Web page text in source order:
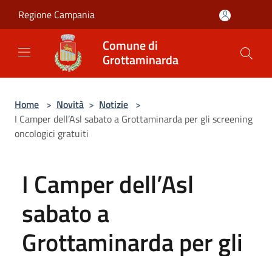
Regione Campania
Comune di
Grottaminarda
Home > Novità > Notizie >
I Camper dell’Asl sabato a Grottaminarda per gli screening
oncologici gratuiti
I Camper dell’Asl
sabato a
Grottaminarda per gli